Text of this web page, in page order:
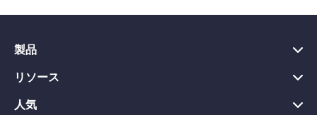
製品
PC向けVPN
Chrome向けVPN
リソース
プライバシーハブ
人気